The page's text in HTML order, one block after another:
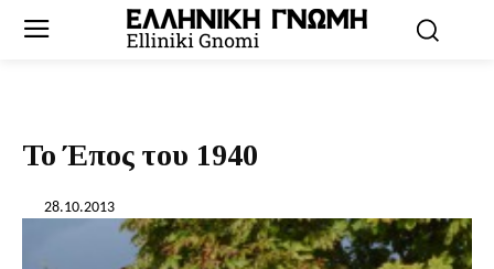
Το Έπος του 1940
28.10.2013